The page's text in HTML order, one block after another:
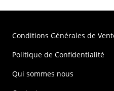
Conditions Générales de
Politique de Confidentialité
Qui sommes nous